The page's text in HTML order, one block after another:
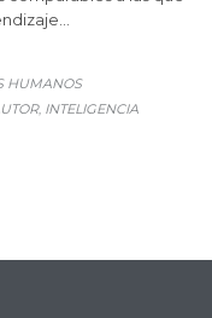
HUMANOS
, INTELIGENCIA